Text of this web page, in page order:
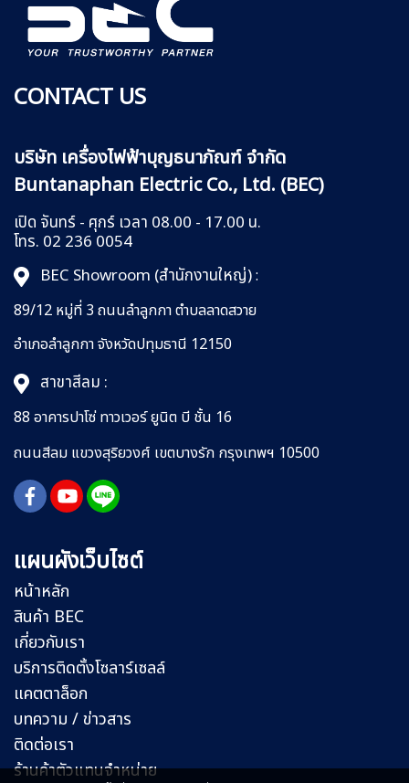
CONTACT US
บริษัท เครื่องไฟฟ้าบุญธนาภัณฑ์ จำกัด
Buntanaphan Electric Co., Ltd. (BEC)
เปิด จันทร์ - ศุกร์ เวลา 08.00 - 17.00 น.
โทร. 02 236 0054
BEC Showroom (สำนักงานใหญ่):
89/12 หมู่ที่ 3 ถนนลำลูกกาตำบลลาดสวาย
อำเภอลำลูกกาจังหวัดปทุมธานี 12150
สาขาสีลม :
88 อาคารปาโซ่ ทาวเวอร์ ยูนิต บี ชั้น 16
ถนนสีลม แขวงสุริยวงศ์ เขตบางรัก กรุงเทพฯ 10500
แผนผังเว็บไซต์
หน้าหลัก
สินค้า BEC
เกี่ยวกับเรา
บริการติดตั้งโซลาร์เซลล์
แคตตาล็อก
บทความ / ข่าวสาร
ติดต่อเรา
ร้านค้าตัวแทนจำหน่าย